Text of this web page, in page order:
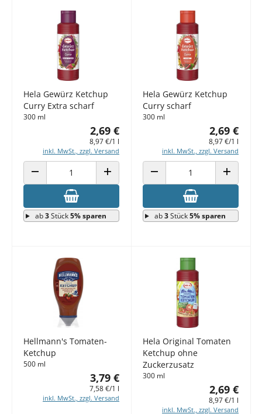
Hela Gewürz Ketchup
Curry Extra scharf
300 ml
2,69 €
8,97 €/1 l
inkl. MwSt., zzgl. Versand
ANZAHL VERRINGERN ANZAHL ERHÖHEN
ab3Stück5% sparen
Hela Gewürz Ketchup
Curry scharf
300 ml
2,69 €
8,97 €/1 l
inkl. MwSt., zzgl. Versand
ANZAHL VERRINGERN ANZAHL
ab3Stück5% sparen
Hellmann's Tomaten-
Ketchup
500 ml
3,79 €
7,58 €/1 l
inkl. MwSt., zzgl. Versand
Hela Original Tomaten
Ketchup ohne
Zuckerzusatz
300 ml
2,69 €
8,97 €/1 l
inkl. MwSt., zzgl. Versand